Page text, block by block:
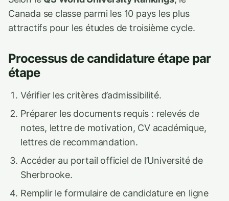
Canada se classe parmi les 10 pays les plus
attractifs pour les études de troisième cycle.
Processus de candidature étape par
étape
Vérifier les critères d’admissibilité.
Préparer les documents requis : relevés de
notes, lettre de motivation, CV académique,
lettres de recommandation.
Accéder au portail officiel de l’Université de
Sherbrooke.
Remplir le formulaire de candidature en ligne